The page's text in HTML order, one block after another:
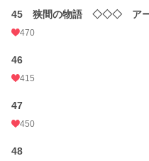
45 狭間の物語 ◇◇◇ アー
470
46
415
47
450
48